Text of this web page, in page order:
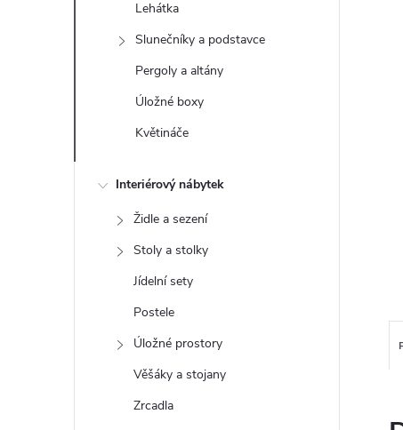
Lehátka
Slunečníky a podstavce
Pergoly a altány
Úložné boxy
Květináče
Interiérový nábytek
Židle a sezení
Stoly a stolky
Jídelní sety
Postele
Úložné prostory
Věšáky a stojany
Zrcadla